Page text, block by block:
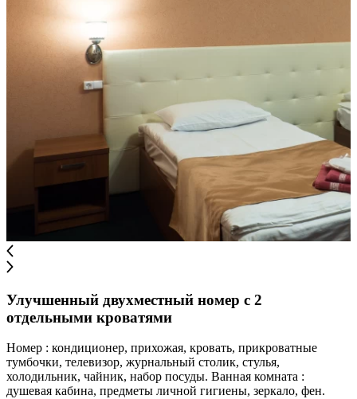
Улучшенный двухместный номер с 2
отдельными кроватями
Номер : кондиционер, прихожая, кровать, прикроватные
тумбочки, телевизор, журнальный столик, стулья,
холодильник, чайник, набор посуды. Ванная комната :
душевая кабина, предметы личной гигиены, зеркало, фен.